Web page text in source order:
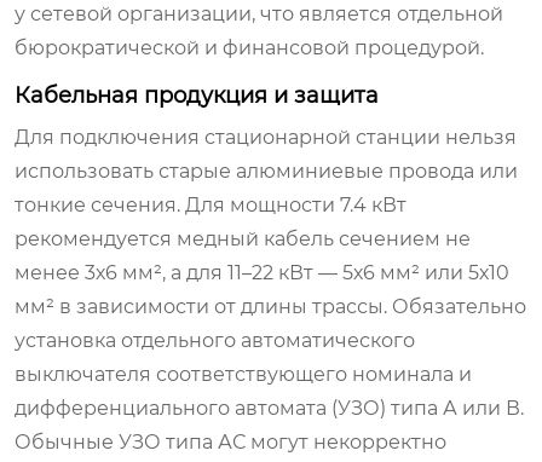
у сетевой организации, что является отдельной
бюрократической и финансовой процедурой.
Кабельная продукция и защита
Для подключения стационарной станции нельзя
использовать старые алюминиевые провода или
тонкие сечения. Для мощности 7.4 кВт
рекомендуется медный кабель сечением не
менее 3х6 мм², а для 11–22 кВт — 5х6 мм² или 5х10
мм² в зависимости от длины трассы. Обязательно
установка отдельного автоматического
выключателя соответствующего номинала и
дифференциального автомата (УЗО) типа А или В.
Обычные УЗО типа АС могут некорректно